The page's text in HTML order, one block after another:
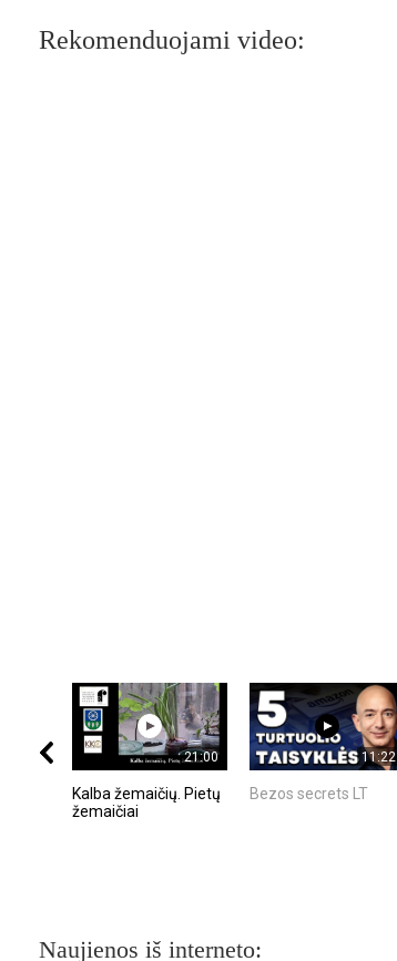
Rekomenduojami video:
21:00
Kalba žemaičių. Pietų
žemaičiai
11:22
Bezos secrets LT
Naujienos iš interneto: